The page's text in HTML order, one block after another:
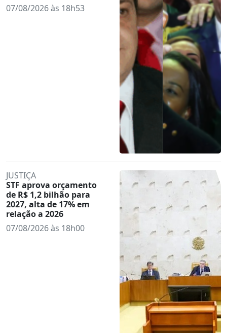
07/08/2026 às 18h53
JUSTIÇA
STF aprova orçamento
de R$ 1,2 bilhão para
2027, alta de 17% em
relação a 2026
07/08/2026 às 18h00